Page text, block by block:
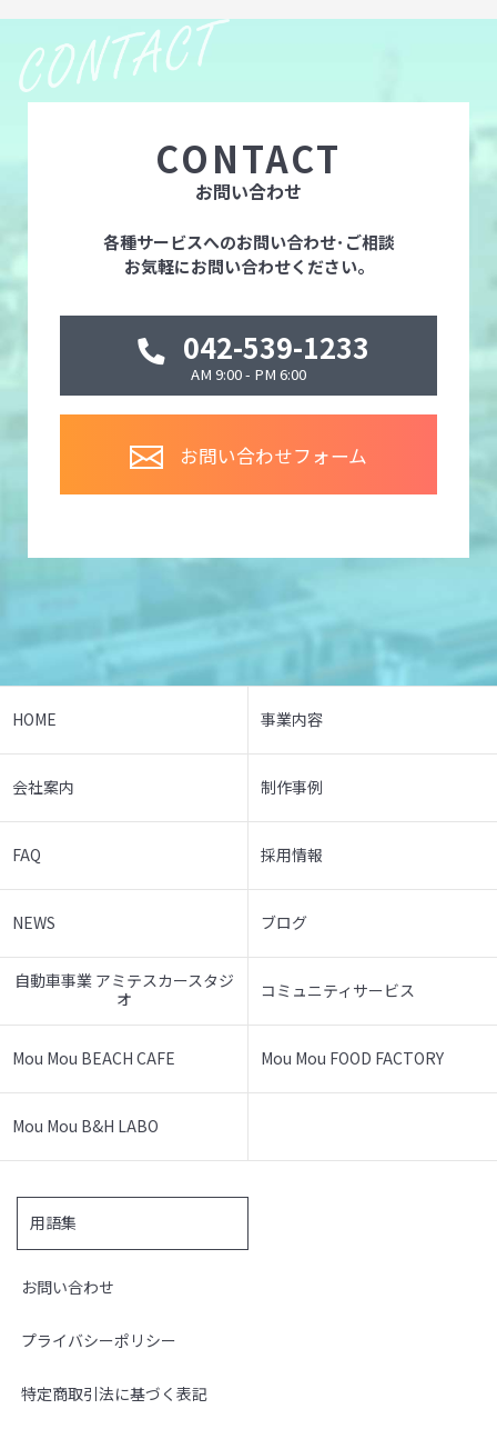
CONTACT
お問い合わせ
各種サービスへのお問い合わせ･ご相談
お気軽にお問い合わせください。
042-539-1233
AM 9:00 - PM 6:00
お問い合わせフォーム
HOME 事業内容
会社案内 制作事例
FAQ 採用情報
NEWS ブログ
自動車事業 アミテスカースタジ
オ
コミュニティサービス
Mou Mou BEACH CAFE Mou Mou FOOD FACTORY
Mou Mou B&H LABO
用語集
お問い合わせ
プライバシーポリシー
特定商取引法に基づく表記